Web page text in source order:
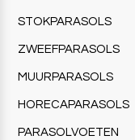
STOKPARASOLS
ZWEEFPARASOLS
MUURPARASOLS
HORECAPARASOLS
PARASOLVOETEN